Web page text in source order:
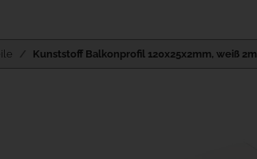
Kunststoff Balkonprofil 120x25x2mm, weiß 2m